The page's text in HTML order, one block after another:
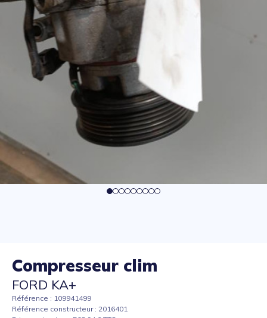
Compresseur clim
FORD KA+
Référence : 109941499
Référence constructeur : 2016401